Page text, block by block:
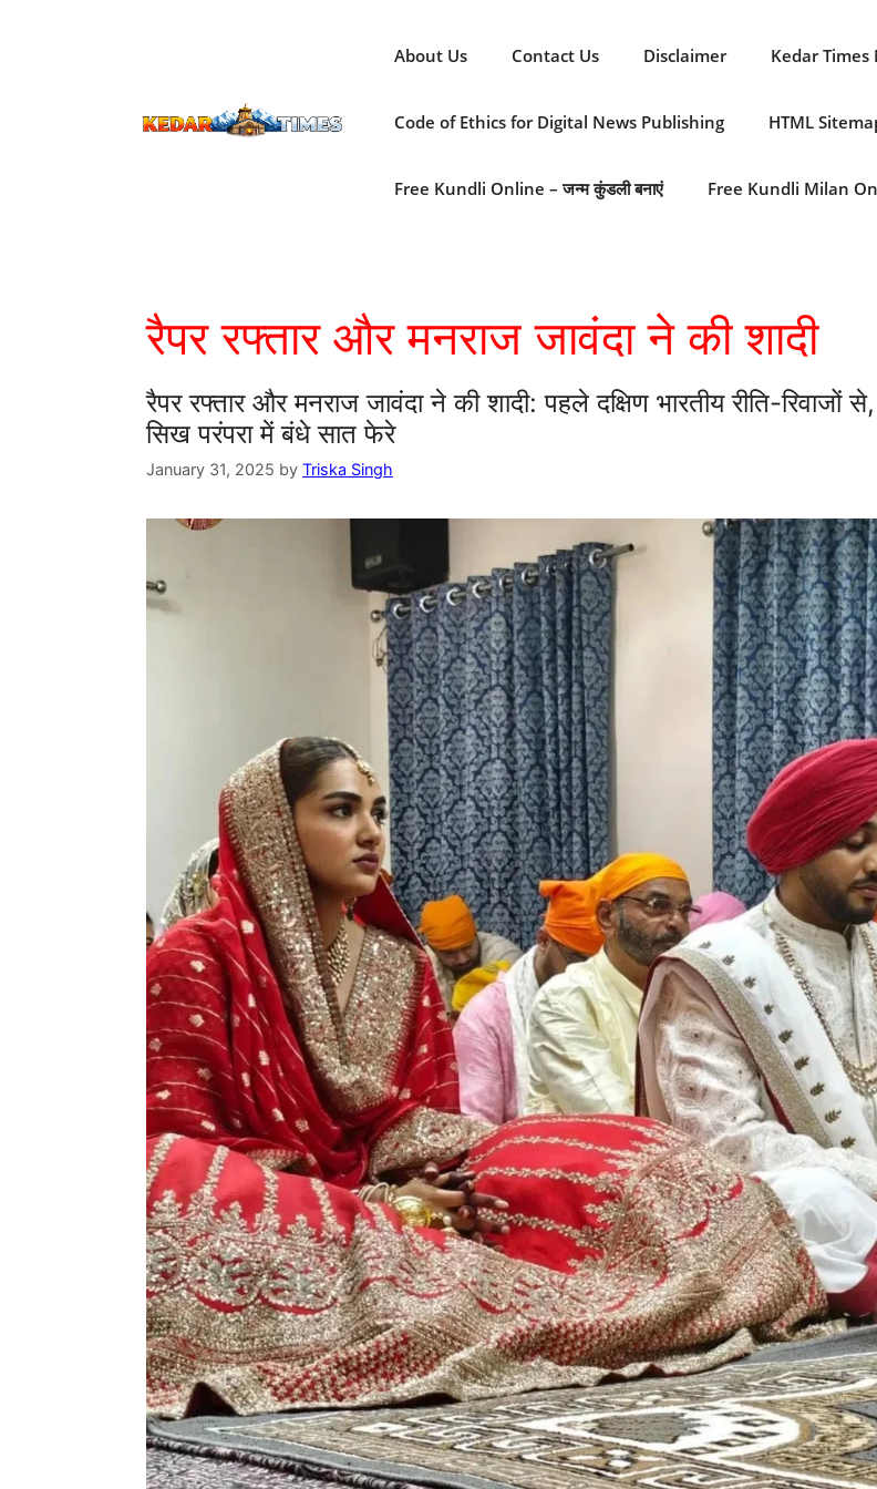
About Us Contact Us Disclaimer Kedar
Code of Ethics for Digital News Publishing HTML
Free Kundli Online – जन्म कुंडली बनाएं Free Kundli Milan
रैपर रफ्तार और मनराज जावंदा ने की शादी
रैपर रफ्तार और मनराज जावंदा ने की शादी: पहले दक्षिण भारतीय रीति-रिवाजों
सिख परंपरा में बंधे सात फेरे
January 31, 2025 by Triska Singh